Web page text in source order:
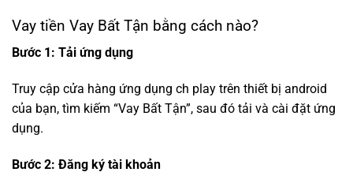
Vay tiền Vay Bất Tận bằng cách nào?
Bước 1: Tải ứng dụng
Truy cập cửa hàng ứng dụng ch play trên thiết bị android
của bạn, tìm kiếm “Vay Bất Tận”, sau đó tải và cài đặt ứng
dụng.
Bước 2: Đăng ký tài khoản